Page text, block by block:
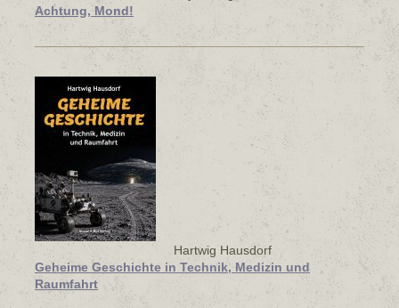
Achtung, Mond!
Hartwig Hausdorf
Geheime Geschichte in Technik, Medizin und
Raumfahrt